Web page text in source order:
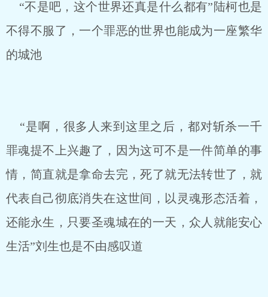
“不是吧，这个世界还真是什么都有”陆柯也是
不得不服了，一个罪恶的世界也能成为一座繁华
的城池
“是啊，很多人来到这里之后，都对斩杀一千
罪魂提不上兴趣了，因为这可不是一件简单的事
情，简直就是拿命去完，死了就无法转世了，就
代表自己彻底消失在这世间，以灵魂形态活着，
还能永生，只要圣魂城在的一天，众人就能安心
生活”刘生也是不由感叹道